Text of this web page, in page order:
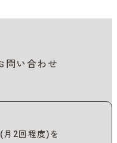
問い合わせ
月2回程度)を